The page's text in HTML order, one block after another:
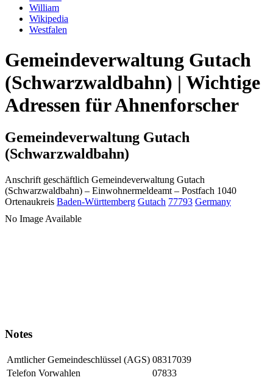
William
Wikipedia
Westfalen
Gemeindeverwaltung Gutach
(Schwarzwaldbahn) | Wichtige
Adressen für Ahnenforscher
Gemeindeverwaltung Gutach
(Schwarzwaldbahn)
Anschrift geschäftlich Gemeindeverwaltung Gutach
(Schwarzwaldbahn) – Einwohnermeldeamt – Postfach 1040
Ortenaukreis Baden-Württemberg Gutach 77793 Germany
No Image Available
Notes
Amtlicher Gemeindeschlüssel (AGS) 08317039
Telefon Vorwahlen
07833